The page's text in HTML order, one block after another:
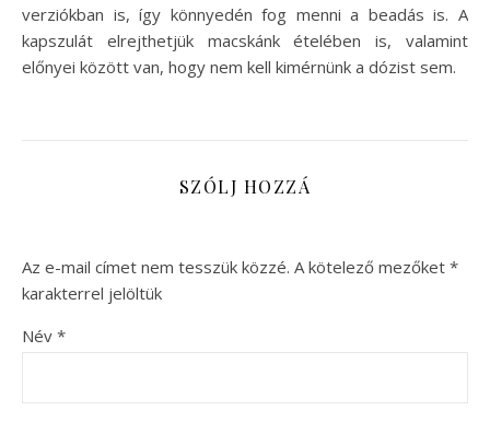
verziókban is, így könnyedén fog menni a beadás is. A
kapszulát elrejthetjük macskánk ételében is, valamint
előnyei között van, hogy nem kell kimérnünk a dózist sem.
SZÓLJ HOZZÁ
Az e-mail címet nem tesszük közzé. A kötelező mezőket *
karakterrel jelöltük
Név *